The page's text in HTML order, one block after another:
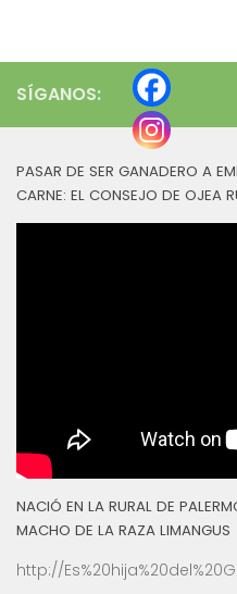
SÍGANOS:
PASAR DE SER GANADERO A
CARNE: EL CONSEJO DE OJEA
NACIÓ EN LA RURAL DE
MACHO DE LA RAZA LIMANGUS
http://